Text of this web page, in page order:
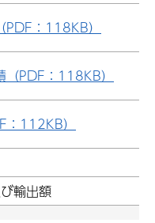
PDF：118KB）
PDF：118KB）
：112KB）
輸出額